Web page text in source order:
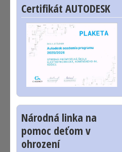
Certifikát AUTODESK
Národná linka na
pomoc deťom v
ohrození